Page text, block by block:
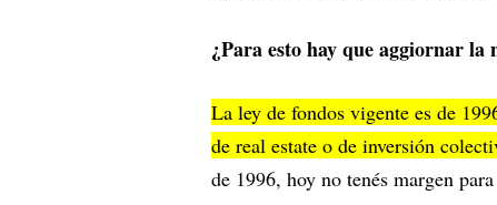
¿Para esto hay que aggiornar la
La ley de fondos vigente es de
de real estate o de inversión
de 1996, hoy no tenés margen